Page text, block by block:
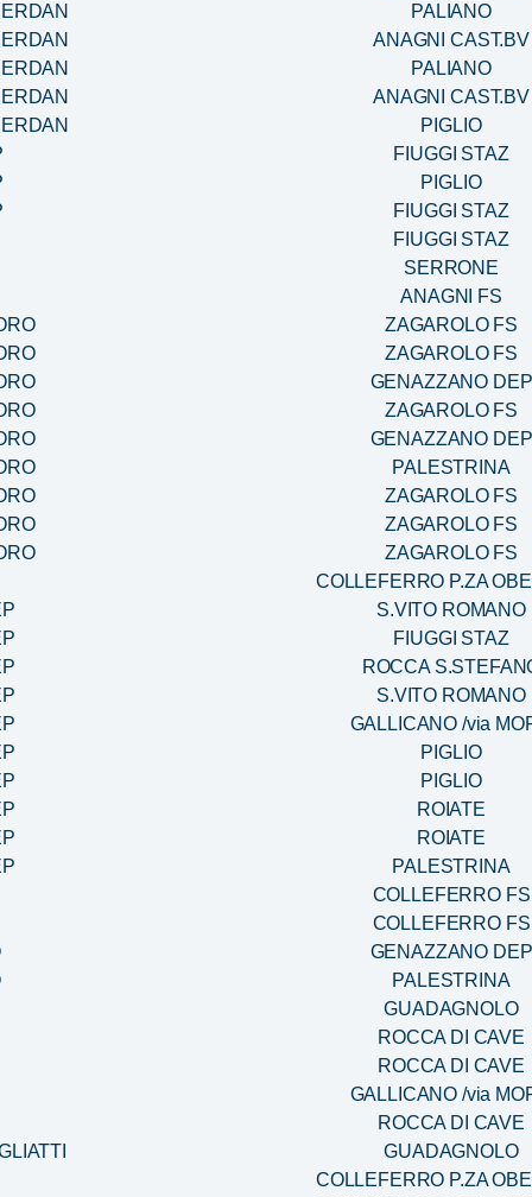
PALIANO
ANAGNI CAST.BV
PALIANO
ANAGNI CAST.BV
PIGLIO
FIUGGI STAZ
PIGLIO
FIUGGI STAZ
FIUGGI STAZ
SERRONE
ANAGNI FS
ZAGAROLO FS
ZAGAROLO FS
GENAZZANO DEP
ZAGAROLO FS
GENAZZANO DEP
PALESTRINA
ZAGAROLO FS
ZAGAROLO FS
ZAGAROLO FS
COLLEFERRO P.ZA
S.VITO ROMANO
FIUGGI STAZ
ROCCA
S.VITO ROMANO
GALLICANO /via
PIGLIO
PIGLIO
ROIATE
ROIATE
PALESTRINA
COLLEFERRO FS
COLLEFERRO FS
GENAZZANO DEP
PALESTRINA
GUADAGNOLO
ROCCA DI CAVE
ROCCA DI CAVE
GALLICANO /via
ROCCA DI CAVE
GUADAGNOLO
COLLEFERRO P.ZA